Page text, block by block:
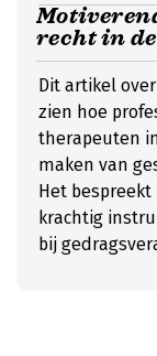
recht in
Dit artikel
zien hoe
therapeuten
maken van
Het
krachtig
bij